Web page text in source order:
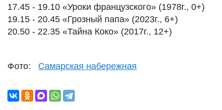
17.45 - 19.10 «Уроки французского» (1978г., 0+)
19.15 - 20.45 «Грозный папа» (2023г., 6+)
20.50 - 22.35 «Тайна Коко» (2017г., 12+)
Фото: Самарская набережная